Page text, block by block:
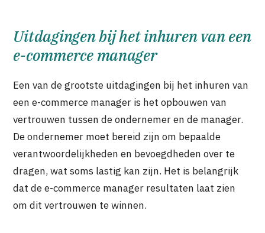
Uitdagingen bij het inhuren van een
e-commerce manager
Een van de grootste uitdagingen bij het inhuren van
een e-commerce manager is het opbouwen van
vertrouwen tussen de ondernemer en de manager.
De ondernemer moet bereid zijn om bepaalde
verantwoordelijkheden en bevoegdheden over te
dragen, wat soms lastig kan zijn. Het is belangrijk
dat de e-commerce manager resultaten laat zien
om dit vertrouwen te winnen.